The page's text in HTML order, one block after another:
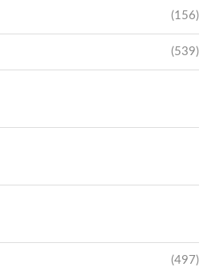
(156)
(539)
(497)